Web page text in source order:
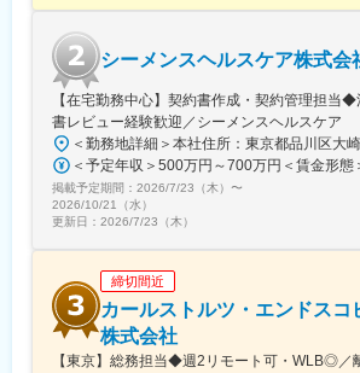
シーメンスヘルスケア株式会
【在宅勤務中心】契約書作成・契約管理担当
書レビュー経験歓迎／シーメンスヘルスケア
掲載予定期間： 2026/7/23（木） 〜
2026/10/21（水）
更新日： 2026/7/23（木）
締切間近
カールストルツ・エンドスコ
株式会社
【東京】総務担当◆週2リモート可・WLB◎／